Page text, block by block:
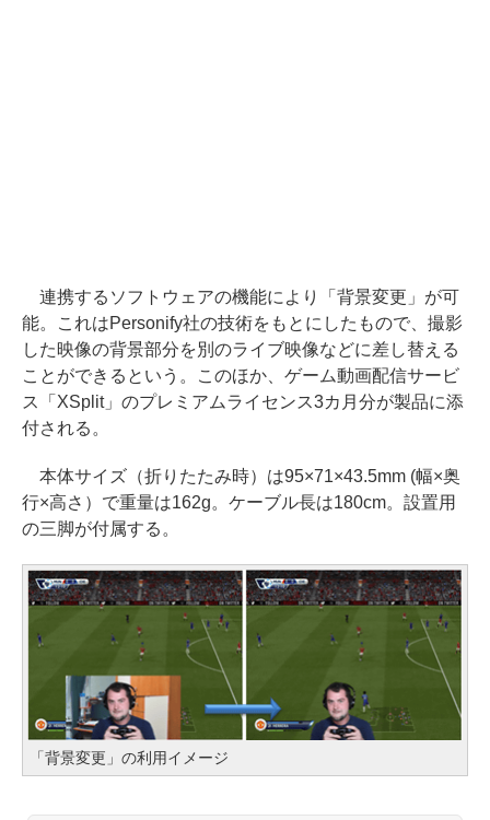
連携するソフトウェアの機能により「背景変更」が可
能。これはPersonify社の技術をもとにしたもので、撮影
した映像の背景部分を別のライブ映像などに差し替える
ことができるという。このほか、ゲーム動画配信サービ
ス「XSplit」のプレミアムライセンス3カ月分が製品に添
付される。
本体サイズ（折りたたみ時）は95×71×43.5mm (幅×奥
行×高さ）で重量は162g。ケーブル長は180cm。設置用
の三脚が付属する。
「背景変更」の利用イメージ